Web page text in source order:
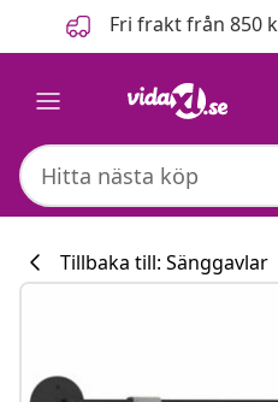
FöregåendeFri frakt från 850
Tillbaka till: Sänggavlar